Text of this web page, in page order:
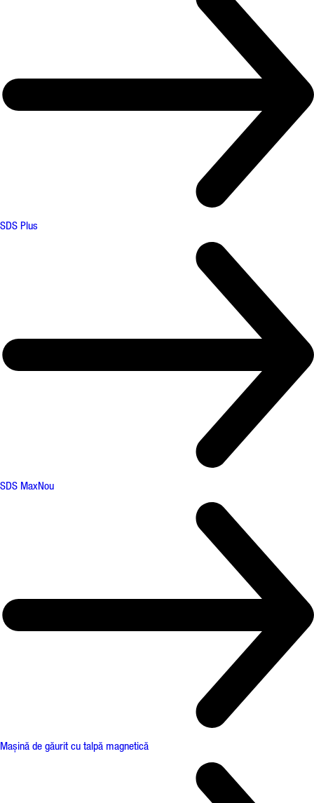
SDS Plus
SDS MaxNou
Mașină de găurit cu talpă magnetică